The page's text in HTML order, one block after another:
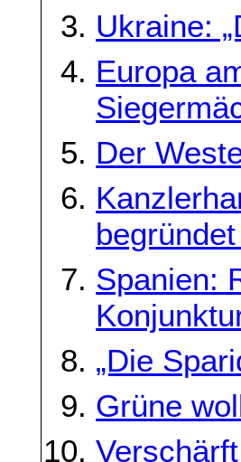
Ukraine:
Europa
Der
Spanien:
„Die
Grüne